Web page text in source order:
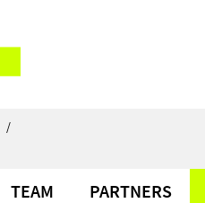
/
TEAM PARTNERS